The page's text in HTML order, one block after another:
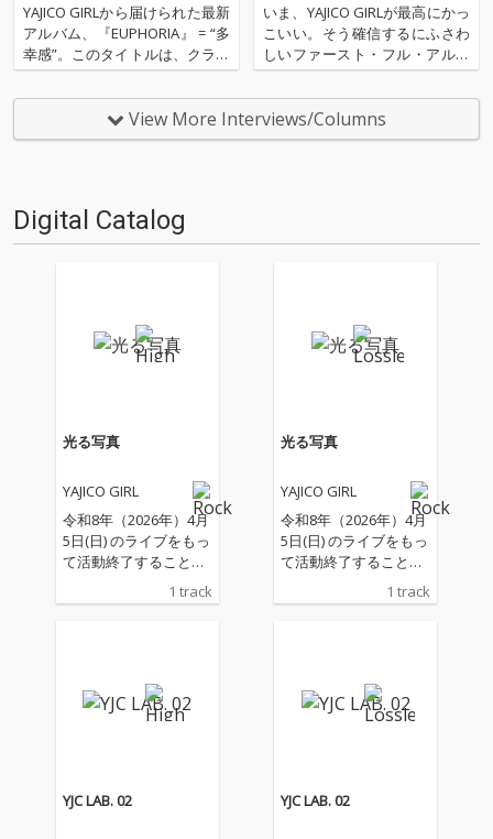
─“僕のまま”で“自分”から解放さ
れる
YAJICO GIRLから届けられた最新
アルバム、『EUPHORIA』 = “多
幸感”。このタイトルは、クラブ
で鳴る音に身を委ね、我を忘れ
て没入することによって得られ
る自己からの開放や快楽を指し
ている。SNS等で個人単位での
理解し、確立するまでの軌跡を
辿る
いま、YAJICO GIRLが最高にかっ
こいい。そう確信するにふさわ
しいファースト・フル・アルバ
ム『Indoor Newtown Collectiv
e』が完成した。この作品名は
「広い意味での音楽集団であり
たい」という想いが込められ
View More Interviews/Columns
Digital Catalog
光る写真
YAJICO GIRL
令和8年（2026年）4月
5日(日) のライブをもっ
て活動終了することを
発表したYAJICO GIRL
が、ラストライブを前
軌跡と、これまで応援
し続けてくれた人たち
はVo.四方が担当し、ア
レンジはメンバー5人
1 track
光る写真
YAJICO GIRL
令和8年（2026年）4月
5日(日) のライブをもっ
て活動終了することを
発表したYAJICO GIRL
が、ラストライブを前
軌跡と、これまで応援
し続けてくれた人たち
はVo.四方が担当し、ア
レンジはメンバー5人
1 track
YJC LAB. 02 YJC LAB. 02